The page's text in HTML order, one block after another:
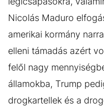
Nicolás Maduro
amerikai kormány
elleni támadás azért
felől nagy
államokba, Trump
drogkartellek és a